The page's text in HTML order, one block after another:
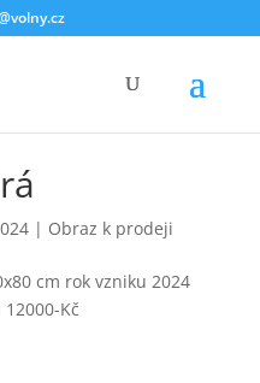
| Obraz k prodeji